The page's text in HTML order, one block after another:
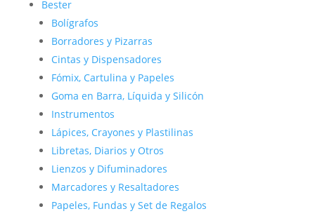
Bester
Bolígrafos
Borradores y Pizarras
Cintas y Dispensadores
Fómix, Cartulina y Papeles
Goma en Barra, Líquida y Silicón
Instrumentos
Lápices, Crayones y Plastilinas
Libretas, Diarios y Otros
Lienzos y Difuminadores
Marcadores y Resaltadores
Papeles, Fundas y Set de Regalos